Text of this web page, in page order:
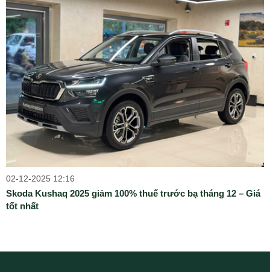
02-12-2025 12:16
Skoda Kushaq 2025 giảm 100% thuế trước bạ tháng 12 – Giá
tốt nhất